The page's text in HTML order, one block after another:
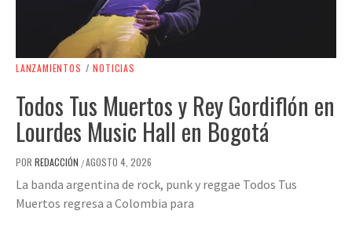
LANZAMIENTOS / NOTICIAS
Todos Tus Muertos y Rey Gordiflón en
Lourdes Music Hall en Bogotá
POR REDACCIÓN /AGOSTO 4, 2026
La banda argentina de rock, punk y reggae Todos Tus
Muertos regresa a Colombia para